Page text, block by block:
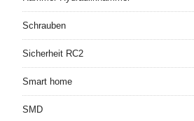
Schrauben
Sicherheit RC2
Smart home
SMD